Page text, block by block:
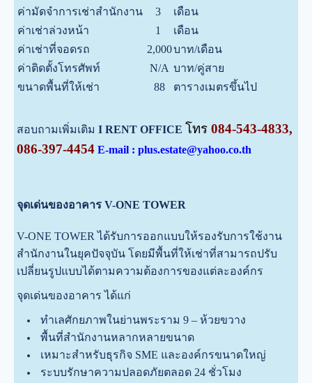
ค่ามัดจำการเช่าสำนักงาน
3
เดือน
ค่าเช่าล่วงหน้า
1
เดือน
ค่าเช่าที่จอดรถ
2,000บาท/เดือน
ค่าติดตั้งโทรศัพท์
N/A บาท/คู่สาย
ขนาดพื้นที่ให้เช่า
88 ตารางเมตรขึ้นไป
สอบถามเพิ่มเติม I RENT OFFICE โทร 084-543-4833,
086-397-4454 E-mail : plus.estate@yahoo.co.th
จุดเด่นของอาคาร V-ONE TOWER
V-ONE TOWER ได้รับการออกแบบให้รองรับการใช้งาน
สำนักงานในยุคปัจจุบัน โดยมีพื้นที่ให้เช่าที่สามารถปรับ
เปลี่ยนรูปแบบได้ตามความต้องการของแต่ละองค์กร
จุดเด่นของอาคาร ได้แก่
ทำเลศักยภาพในย่านพระราม 9 – ห้วยขวาง
พื้นที่สำนักงานหลากหลายขนาด
เหมาะสำหรับธุรกิจ SME และองค์กรขนาดใหญ่
ระบบรักษาความปลอดภัยตลอด 24 ชั่วโมง